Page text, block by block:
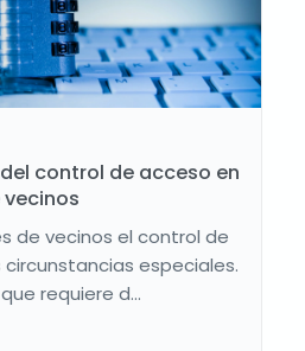
control de acceso en
de vecinos el control de
especiales.
requiere d...